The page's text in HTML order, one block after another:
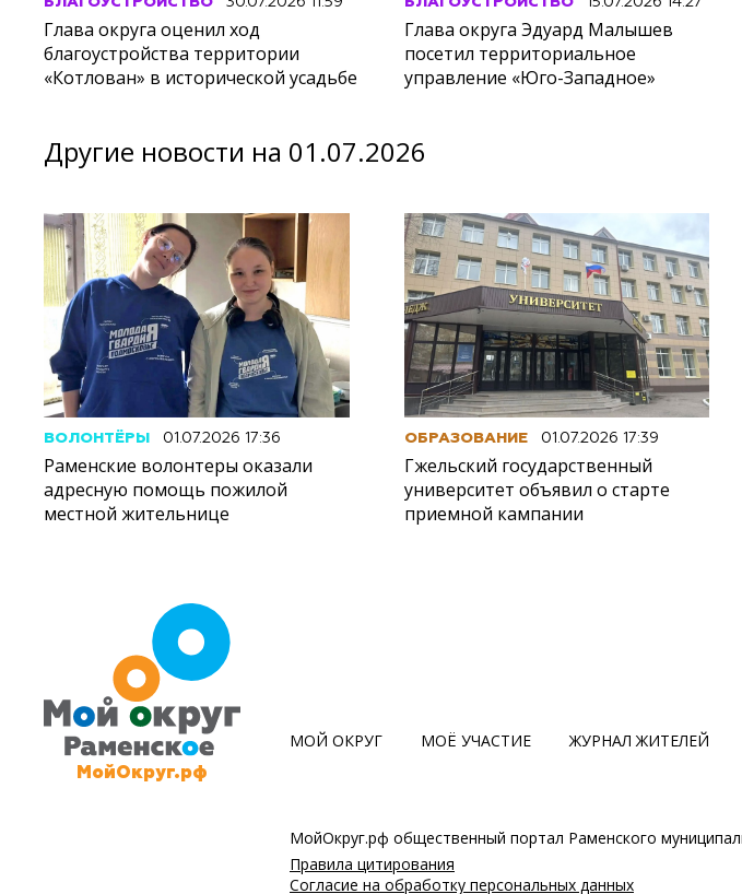
Глава округа оценил ход
благоустройства территории
«Котлован» в исторической усадьбе
Глава округа Эдуард Малышев
посетил территориальное
управление «Юго-Западное»
Другие новости на 01.07.2026
ВОЛОНТЁРЫ 01.07.2026 17:36
Раменские волонтеры оказали
адресную помощь пожилой
местной жительнице
ОБРАЗОВАНИЕ 01.07.2026 17:39
Гжельский государственный
университет объявил о старте
приемной кампании
МойОкруг.рф
МОЙ ОКРУГ МОЁ УЧАСТИЕ ЖУРНАЛ ЖИТЕЛЕЙ
МойОкруг.рф общественный портал Раменского
Правила цитирования
Согласие на обработку персональных данных